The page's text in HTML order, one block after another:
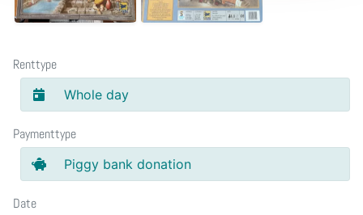
Renttype
Whole day
Paymenttype
Piggy bank donation
Date